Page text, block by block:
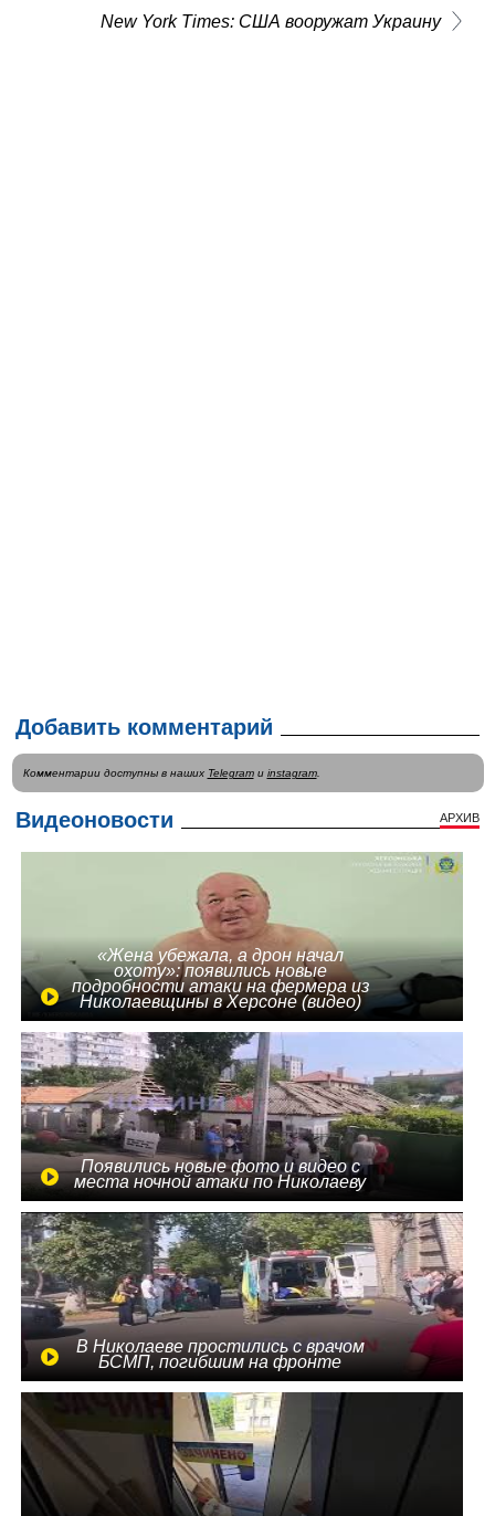
New York Times: США вооружат Украину
Добавить комментарий
Комментарии доступны в наших Telegramи instagram.
Видеоновости АРХИВ
«Жена убежала, а дрон начал
охоту»: появились новые
подробности атаки на фермера из
Николаевщины в Херсоне (видео)
Появились новые фото и видео с
места ночной атаки по Николаеву
В Николаеве простились с врачом
БСМП, погибшим на фронте